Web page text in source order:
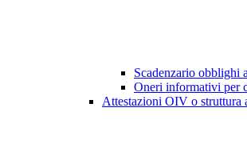
Scadenzario obblighi
Oneri informativi per
Attestazioni OIV o struttura